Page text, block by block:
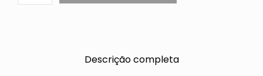
Descrição completa